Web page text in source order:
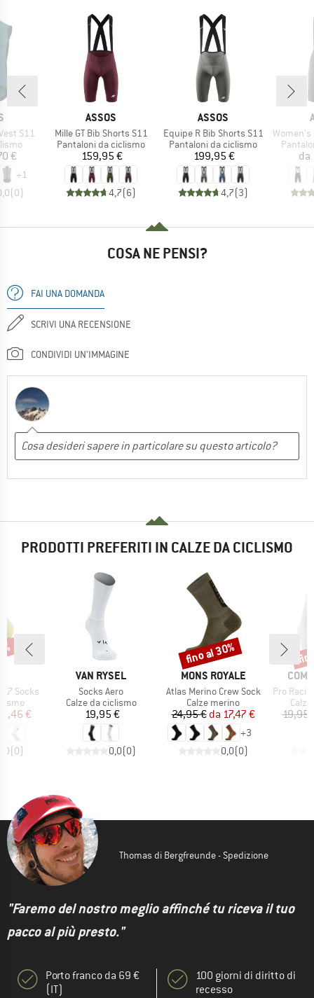
S11
€
+1
(0)
MARCHIO
ASSOS
Articolo
Mille GT Bib Shorts S11
Gruppo di prodotti
Pantaloni da ciclismo
Prezzo
159,95 €
4,7(6)
MARCHIO
ASSOS
Articolo
Equipe R Bib Shorts S11
Gruppo di prodotti
Pantaloni da ciclismo
Prezzo
199,95 €
4,7(3)
Articolo
Women's
da
COSA NE PENSI?
FAI UNA DOMANDA
SCRIVI UNA RECENSIONE
CONDIVIDI UN'IMMAGINE
PRODOTTI PREFERITI IN CALZE DA CICLISMO
Socks
ridotto
€
(0)
MARCHIO
VAN RYSEL
Articolo
Socks Aero
Gruppo di prodotti
Calze da ciclismo
Prezzo
19,95 €
0,0(0)
MARCHIO
MONS ROYALE
Articolo
Atlas Merino Crew Sock
Gruppo di prodotti
Calze merino
Prezzo
24,95 € Prezzo ridotto
da 17,47 €
+3
0,0(0)
Sconto
fino al 30%
Articolo
Pro Racing
19,95
Thomas di Bergfreunde - Spedizione
"Faremo del nostro meglio affinché tu riceva il tuo
pacco al più presto."
Porto franco da 69 €
(IT)
100 giorni di diritto di
recesso